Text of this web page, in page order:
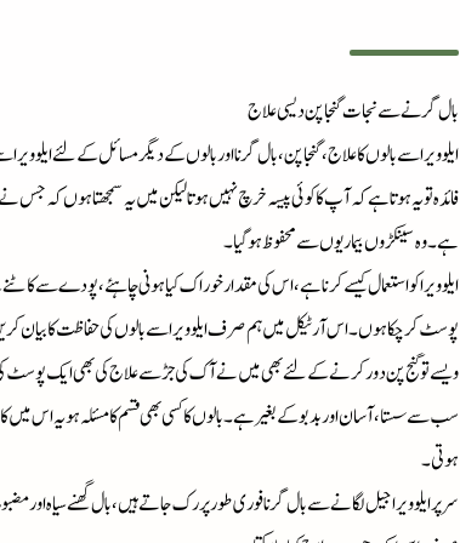
بال گرنے سے نجات گنجا پن دیسی علاج
ایلوویرا سے بالوں کا علاج، گنجا پن، بال گرنا اوربالوں کے دیگر مسائل کے لئے ایلوویرا
فائدہ تو یہ ہوتا ہے کہ آپ کا کوئی پیسہ خرچ نہیں ہوتا لیکن میں یہ سمجھتا ہوں کہ جس نے
ہے۔ وہ سینکڑوں بیماریوں سے محفوظ ہو گیا۔
ایلوویرا کو استعمال کیسے کرنا ہے، اس کی مقدار خوراک کیا ہونی چاہئے، پودے سے
پوسٹ کر چکا ہوں۔ اس آرٹیکل میں ہم صرف ایلوویرا سے بالوں کی حفاظت کا بیان
ویسے تو گنج پن دور کرنے کے لئے بھی میں نے آک کی جڑ سے علاج کی بھی ایک پوسٹ
سب سے سستا، آسان اوربدبو کے بغیرہے۔ بالوں کا کسی بھی قسم کا مسئلہ ہو یہ اس میں
ہوتی۔
سر پر ایلوویرا جیل لگانے سے بال گرنا فوری طور پر رک جاتے ہیں، بال گھنے سیاہ اور